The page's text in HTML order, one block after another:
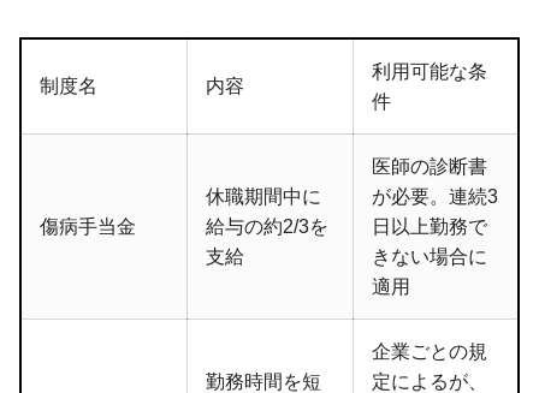
制度名 内容
利用可能な条
件
傷病手当金
休職期間中に
給与の約2/3を
支給
医師の診断書
が必要。連続3
日以上勤務で
きない場合に
適用
勤務時間を短
企業ごとの規
定によるが、